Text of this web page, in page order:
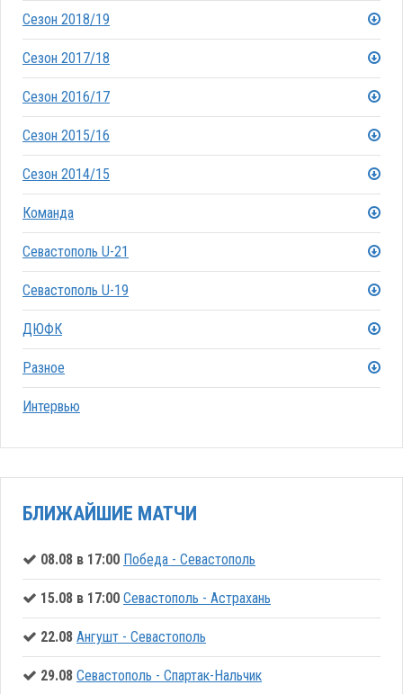
Сезон 2018/19
Сезон 2017/18
Сезон 2016/17
Сезон 2015/16
Сезон 2014/15
Команда
Севастополь U-21
Севастополь U-19
ДЮФК
Разное
Интервью
БЛИЖАЙШИЕ МАТЧИ
08.08 в 17:00 Победа - Севастополь
15.08 в 17:00 Севастополь - Астрахань
22.08 Ангушт - Севастополь
29.08 Севастополь - Спартак-Нальчик